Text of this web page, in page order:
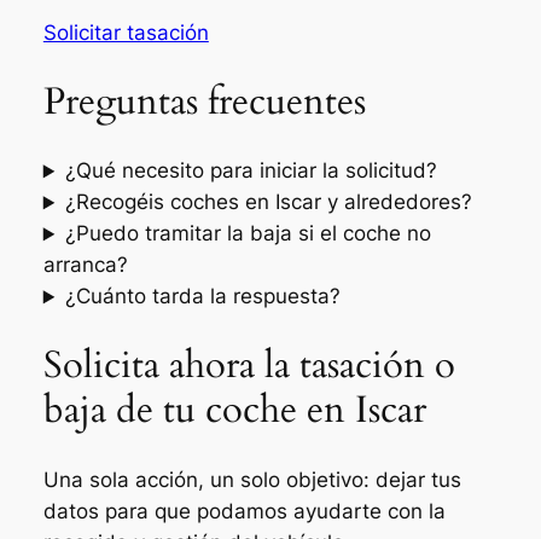
Solicitar tasación
Preguntas frecuentes
¿Qué necesito para iniciar la solicitud?
¿Recogéis coches en Iscar y alrededores?
¿Puedo tramitar la baja si el coche no
arranca?
¿Cuánto tarda la respuesta?
Solicita ahora la tasación o
baja de tu coche en Iscar
Una sola acción, un solo objetivo: dejar tus
datos para que podamos ayudarte con la